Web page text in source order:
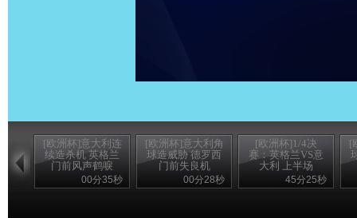
[欧洲杯]意大利连
续造杀机 英格兰
门前风声鹤唳
00分35秒
[欧洲杯]意大利角
球造威胁 德罗西
门前失良机
00分28秒
[欧洲杯]1/4决
赛：英格兰VS意
大利 上半场
45分25秒
[